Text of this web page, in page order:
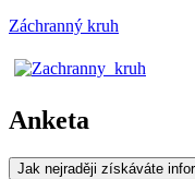
Záchranný kruh
Anketa
Jak nejraději získáváte